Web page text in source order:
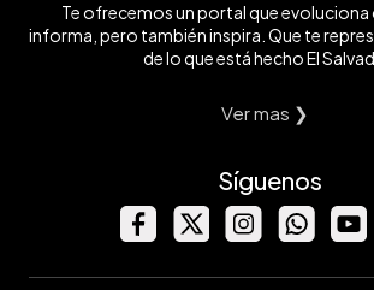
Te ofrecemos un portal que
informa, pero también inspira. Que te
de lo que está hecho El
Ver mas ❯
Síguenos